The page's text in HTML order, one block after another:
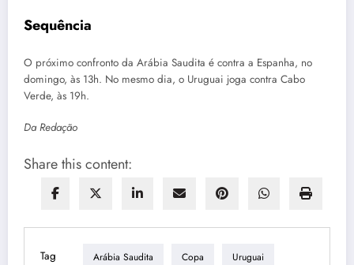
Sequência
O próximo confronto da Arábia Saudita é contra a Espanha, no
domingo, às 13h. No mesmo dia, o Uruguai joga contra Cabo
Verde, às 19h.
Da Redação
Share this content:
Tag Arábia Saudita Copa Uruguai